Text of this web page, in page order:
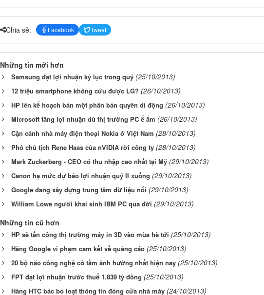
Chia sẻ: Facebook Tweet
Những tin mới hơn
Samsung đạt lợi nhuận kỷ lục trong quý (25/10/2013)
12 triệu smartphone không cứu được LG? (26/10/2013)
HP lên kế hoạch bán một phần bản quyền di động (26/10/2013)
Microsoft tăng lợi nhuận dù thị trường PC ế ẩm (26/10/2013)
Cận cảnh nhà máy điện thoại Nokia ở Việt Nam (28/10/2013)
Phó chủ tịch Rene Haas của nVIDIA rời công ty (28/10/2013)
Mark Zuckerberg - CEO có thu nhập cao nhất tại Mỹ (29/10/2013)
Canon hạ mức dự báo lợi nhuận quý II xuống (29/10/2013)
Google đang xây dựng trung tâm dữ liệu nổi (29/10/2013)
William Lowe người khai sinh IBM PC qua đời (29/10/2013)
Những tin cũ hơn
HP sẽ tấn công thị trường máy in 3D vào mùa hè tới (25/10/2013)
Hãng Google vi phạm cam kết về quảng cáo (25/10/2013)
20 bộ não công nghệ có tầm ảnh hưởng nhất hiện nay (25/10/2013)
FPT đạt lợi nhuận trước thuế 1.839 tỷ đồng (25/10/2013)
Hãng HTC bác bỏ loạt thông tin đóng cửa nhà máy (24/10/2013)